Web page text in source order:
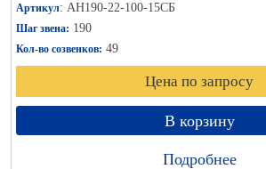
Артикул: АН190-22-100-15СБ
Шаг звена: 190
Кол-во созвенков: 49
Цена по запросу
В корзину
Подробнее